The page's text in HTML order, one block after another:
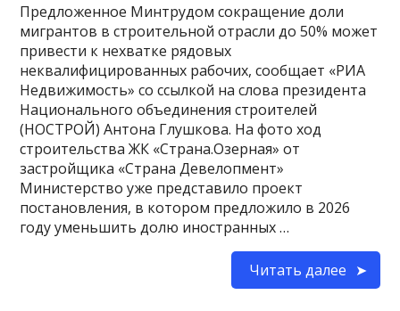
Предложенное Минтрудом сокращение доли
мигрантов в строительной отрасли до 50% может
привести к нехватке рядовых
неквалифицированных рабочих, сообщает «РИА
Недвижимость» со ссылкой на слова президента
Национального объединения строителей
(НОСТРОЙ) Антона Глушкова. На фото ход
строительства ЖК «Страна.Озерная» от
застройщика «Страна Девелопмент»
Министерство уже представило проект
постановления, в котором предложило в 2026
году уменьшить долю иностранных …
Читать далее